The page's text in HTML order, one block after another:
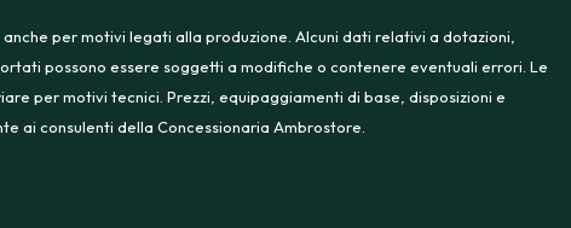
per motivi legati alla produzione. Alcuni dati relativi a dotazioni,
possono essere soggetti a modifiche o contenere eventuali errori. Le
per motivi tecnici. Prezzi, equipaggiamenti di base, disposizioni e
ai consulenti della Concessionaria Ambrostore.